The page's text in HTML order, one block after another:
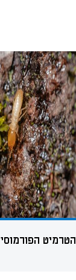
הטרמיט הפורמוסי